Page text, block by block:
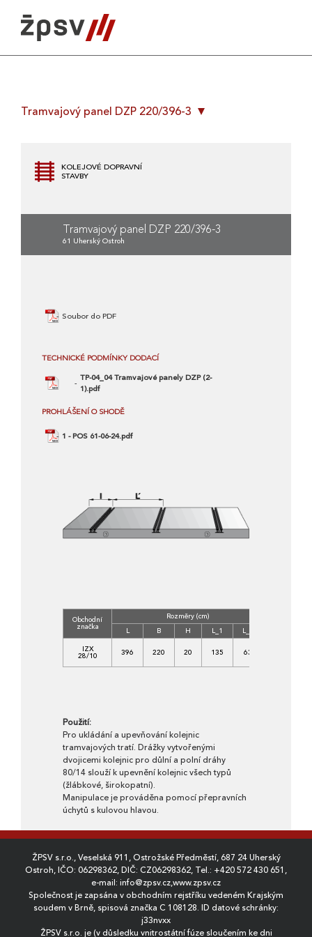
content
Tramvajový panel DZP 220/396-3
KOLEJOVÉ DOPRAVNÍ
STAVBY
Tramvajový panel DZP 220/396-3
61 Uherský Ostroh
Soubor do PDF
TECHNICKÉ PODMÍNKY DODACÍ
TP-04_04 Tramvajové panely DZP (2-
1).pdf
PROHLÁŠENÍ O SHODĚ
1 - POS 61-06-24.pdf
Obchodní
značka
Rozměry (cm)
L B H L_1
L_2
IZX
28/10 396 220 20 135 63
Použití:
Pro ukládání a upevňování kolejnic
tramvajových tratí. Drážky vytvořenými
dvojicemi kolejnic pro důlní a polní dráhy
80/14 slouží k upevnění kolejnic všech typů
(žlábkové, širokopatní).
Manipulace je prováděna pomocí přepravních
úchytů s kulovou hlavou.
ŽPSV s.r.o., Veselská 911, Ostrožské Předměstí, 687 24 Uherský
Ostroh, IČO: 06298362, DIČ: CZ06298362, Tel.: +420 572 430 651 ,
e-mail: info@zpsv.cz,www.zpsv.cz
Společnost je zapsána v obchodním rejstříku vedeném Krajským
soudem v Brně, spisová značka C 108128. ID datové schránky:
j33nvxx
ŽPSV s.r.o. je (v důsledku vnitrostátní fúze sloučením ke dni